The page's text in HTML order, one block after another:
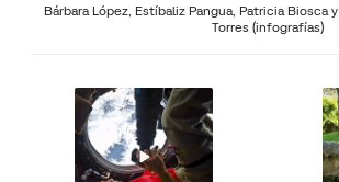
Bárbara López, Estíbaliz Pangua, Patricia Biosca y
Torres (infografías)